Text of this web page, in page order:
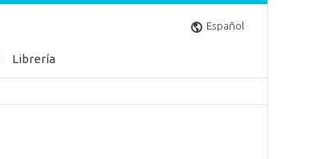
Español
Librería